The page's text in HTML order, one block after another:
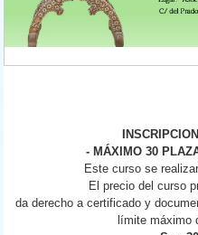
- MÁXIMO 30
Este curso se
El precio del curso
da derecho a certificado y
límite máximo